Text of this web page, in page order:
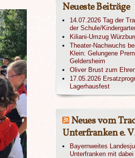
Neueste Beiträge
14.07.2026 Tag der
der Schule/
Kiliani-Umzug
Theater-Nachwuchs
Klein: Gelungene
Geldersheim
Oliver Brust zum
17.05.2026
Lagerhausfest
Neues vom
Unterfranken e.
Bayernweites
Unterfranken mit dabei